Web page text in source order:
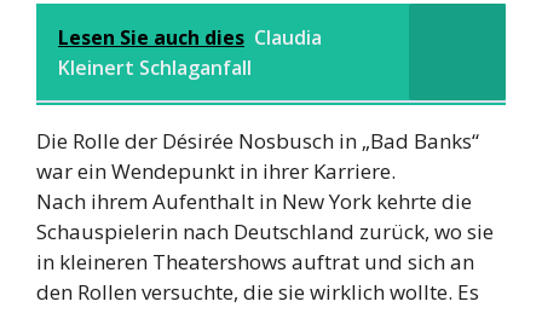
Lesen Sie auch dies Claudia
Kleinert Schlaganfall
Die Rolle der Désirée Nosbusch in „Bad Banks“
war ein Wendepunkt in ihrer Karriere.
Nach ihrem Aufenthalt in New York kehrte die
Schauspielerin nach Deutschland zurück, wo sie
in kleineren Theatershows auftrat und sich an
den Rollen versuchte, die sie wirklich wollte. Es